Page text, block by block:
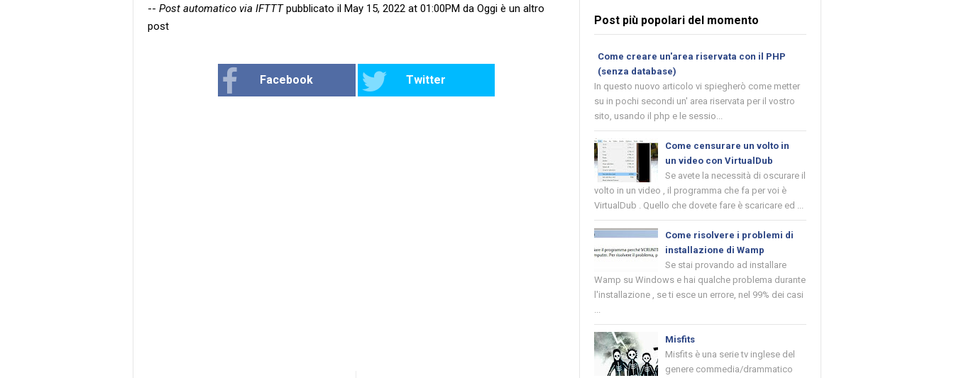
-- Post automatico via IFTTTpubblicato il May 15, 2022 at 01:00PM da Oggi è un altro
post
Facebook Twitter
Post più popolari del momento
Come creare un'area riservata con il PHP
(senza database)
In questo nuovo articolo vi spiegherò come metter
su in pochi secondi un' area riservata per il vostro
sito, usando il php e le sessio...
Come censurare un volto in
un video con VirtualDub
Se avete la necessità di oscurare il
volto in un video , il programma che fa per voi è
VirtualDub . Quello che dovete fare è scaricare ed ...
Come risolvere i problemi di
installazione di Wamp
Se stai provando ad installare
Wamp su Windows e hai qualche problema durante
l'installazione , se ti esce un errore, nel 99% dei casi
...
Misfits
Misfits è una serie tv inglese del
genere commedia/drammatico